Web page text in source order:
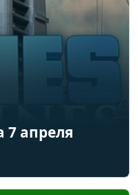
7 апреля